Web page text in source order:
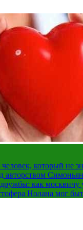
человек, который не
авторством
как москвичу
Нолана мог